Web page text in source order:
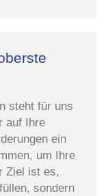
steht für uns
auf Ihre
ein
um Ihre
Ziel ist es,
sondern